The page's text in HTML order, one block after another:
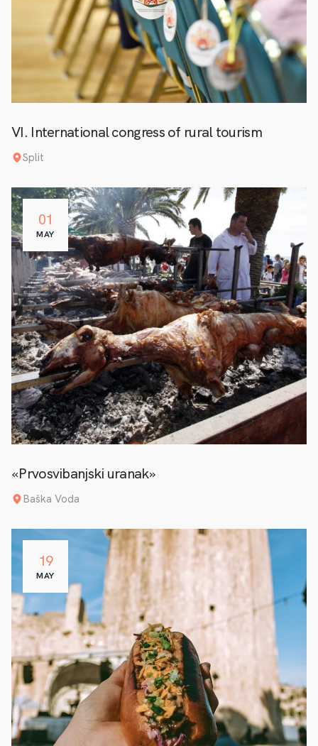
VI. International congress of rural tourism
Split
01
MAY
«Prvosvibanjski uranak»
Baška Voda
19
MAY